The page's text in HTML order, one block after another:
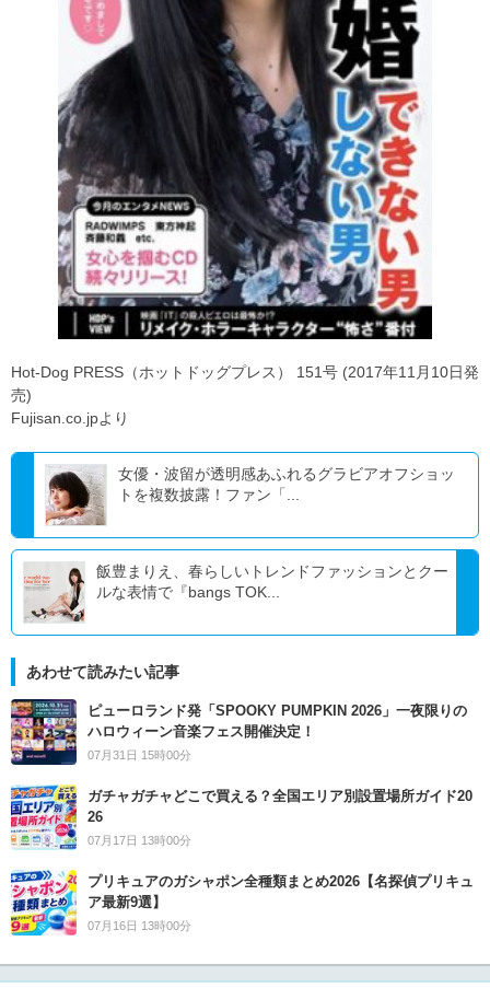
Hot-Dog PRESS（ホットドッグプレス） 151号 (2017年11月10日発
売)
Fujisan.co.jpより
女優・波留が透明感あふれるグラビアオフショッ
トを複数披露！ファン「...
飯豊まりえ、春らしいトレンドファッションとクー
ルな表情で『bangs TOK...
あわせて読みたい記事
ピューロランド発「SPOOKY PUMPKIN 2026」一夜限りの
ハロウィーン音楽フェス開催決定！
07月31日 15時00分
ガチャガチャどこで買える？全国エリア別設置場所ガイド20
26
07月17日 13時00分
プリキュアのガシャポン全種類まとめ2026【名探偵プリキュ
ア最新9選】
07月16日 13時00分